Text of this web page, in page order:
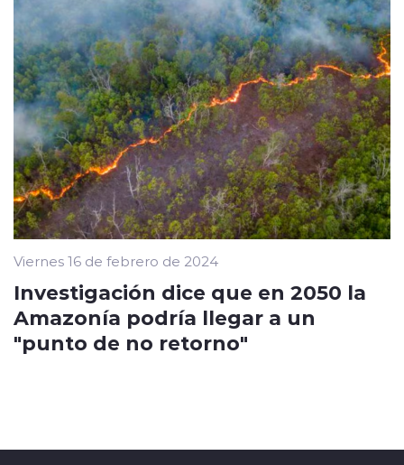
Viernes 16 de febrero de 2024
Investigación dice que en 2050 la
Amazonía podría llegar a un
"punto de no retorno"